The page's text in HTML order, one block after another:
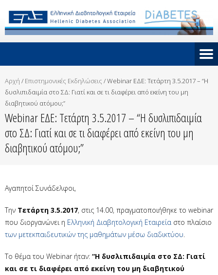
Αρχή / Επιστημονικές Εκδηλώσεις /Webinar ΕΔΕ: Τετάρτη 3.5.2017 – “Η
δυσλιπιδαιμία στο ΣΔ: Γιατί και σε τι διαφέρει από εκείνη του μη
διαβητικού ατόμου;”
Webinar ΕΔΕ: Τετάρτη 3.5.2017 – “Η δυσλιπιδαιμία
στο ΣΔ: Γιατί και σε τι διαφέρει από εκείνη του μη
διαβητικού ατόμου;”
Αγαπητοί Συνάδελφοι,
Την Τετάρτη 3.5.2017, στις 14.00, πραγματοποιήθηκε το webinar
που διοργανώνει η Ελληνική Διαβητολογική Εταιρεία στο πλαίσιο
των μετεκπαιδευτικών της μαθημάτων μέσω διαδικτύου
Το θέμα του Webinar ήταν: “Η δυσλιπιδαιμία στο ΣΔ: Γιατί
και σε τι διαφέρει από εκείνη του μη διαβητικού